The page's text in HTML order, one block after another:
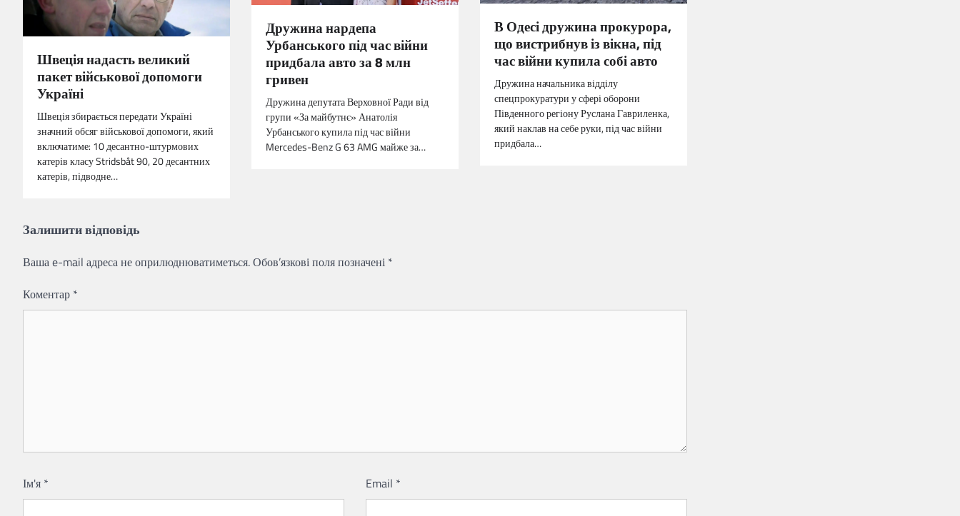
Швеція надасть великий
пакет військової допомоги
Україні
Швеція збирається передати Україні
значний обсяг військової допомоги, який
включатиме: 10 десантно-штурмових
катерів класу Stridsbåt 90, 20 десантних
катерів, підводне…
Дружина нардепа
Урбанського під час війни
придбала авто за 8 млн
гривен
Дружина депутата Верховної Ради від
групи «За майбутнє» Анатолія
Урбанського купила під час війни
Mercedes-Benz G 63 AMG майже за…
В Одесі дружина прокурора,
що вистрибнув із вікна, під
час війни купила собі авто
Дружина начальника відділу
спецпрокуратури у сфері оборони
Південного регіону Руслана Гавриленка,
який наклав на себе руки, під час війни
придбала…
Залишити відповідь
Ваша e-mail адреса не оприлюднюватиметься.Обов’язкові поля позначені *
Коментар *
Ім'я * Email *